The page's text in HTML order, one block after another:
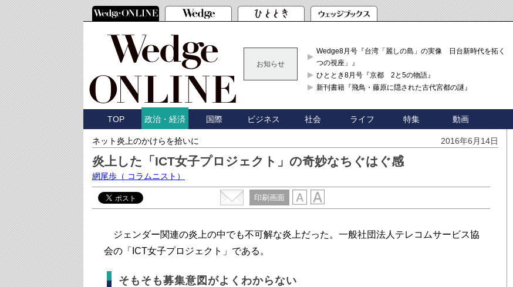
お知らせ
Wedge8月号『台湾「麗しの島」の実像 日台新時代を拓く「3
つの視座」』
ひととき8月号『京都 2と5の物語』
新刊書籍『飛鳥・藤原に隠された古代宮都の謎』
TOP 政治・経済 国際 ビジネス 社会 ライフ 特集 動画
ネット炎上のかけらを拾いに 2016年6月14日
炎上した「ICT女子プロジェクト」の奇妙なちぐはぐ感
網尾歩 （ コラムニスト）
印刷画面
ジェンダー関連の炎上の中でも不可解な炎上だった。一般社団法人テレコムサービス協
会の「ICT女子プロジェクト」である。
そもそも募集意図がよくわからない